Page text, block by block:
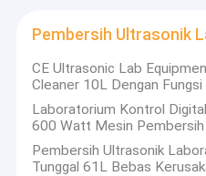
Mesin Pembersih
Pembersih Ultrasonik
CE Ultrasonic Lab
Cleaner 10L Dengan
Laboratorium Kontrol
600 Watt Mesin
Pembersih Ultrasonik
Tunggal 61L Bebas
Selalu Ada Untuk Anda
kapan saja.
Jika Anda tertarik pada
atau solusi yang disesuaikan,